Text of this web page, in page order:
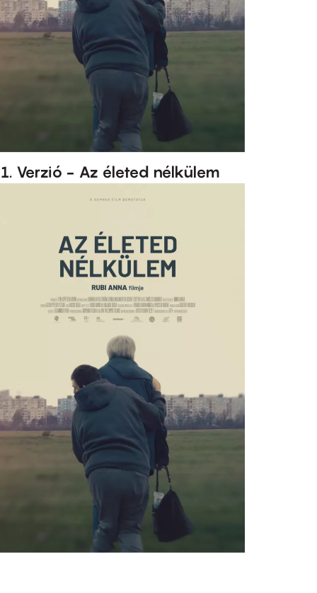
Verzió - Az életed nélkülem